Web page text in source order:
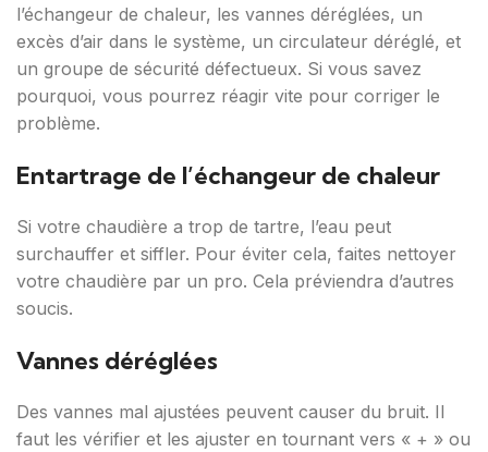
l’échangeur de chaleur, les vannes déréglées, un
excès d’air dans le système, un circulateur déréglé, et
un groupe de sécurité défectueux. Si vous savez
pourquoi, vous pourrez réagir vite pour corriger le
problème.
Entartrage de l’échangeur de chaleur
Si votre chaudière a trop de tartre, l’eau peut
surchauffer et siffler. Pour éviter cela, faites nettoyer
votre chaudière par un pro. Cela préviendra d’autres
soucis.
Vannes déréglées
Des vannes mal ajustées peuvent causer du bruit. Il
faut les vérifier et les ajuster en tournant vers « + » ou